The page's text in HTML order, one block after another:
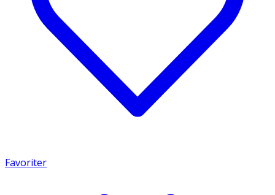
Favoriter